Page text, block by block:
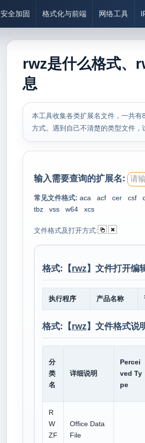
安全加固 格式化与前端 网络工具
rwz是什么格式、
息
本工具收集各类扩展名文件，一共
方式。遇到自己不清楚的类型文件，
输入需要查询的扩展名:
常见文件格式: aca acf cer csf
tbz
vss w64 xcs
文件格式及打开方式:
格式:【rwz】文件打开编
执行程序 产品名称
格式:【rwz】文件格式说
分
类
名
详细说明
Percei
ved Ty
pe
R
W
ZF
Office Data
File